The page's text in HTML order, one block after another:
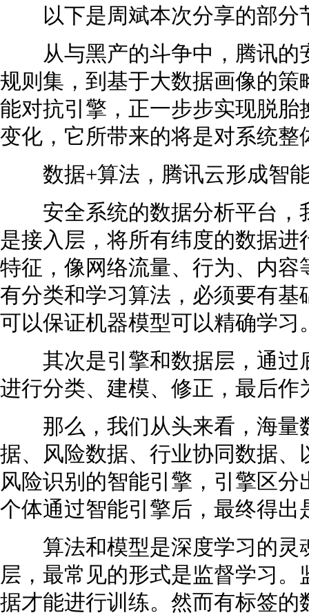
以下是周斌本次分享的部分
从与黑产的斗争中，腾讯的
规则集，到基于大数据画像的
能对抗引擎，正一步步实现脱
变化，它所带来的将是对系统整
数据+算法，腾讯云形成智
安全系统的数据分析平台，
是接入层，将所有纬度的数据
特征，像网络流量、行为、内
有分类和学习算法，必须要有
可以保证机器模型可以精确学习
其次是引擎和数据层，通过
进行分类、建模、修正，最后
那么，我们从头来看，海量
据、风险数据、行业协同数据
风险识别的智能引擎，引擎区
个体通过智能引擎后，最终得出
算法和模型是深度学习的灵
层，最常见的形式是监督学习
据才能进行训练。然而有标签